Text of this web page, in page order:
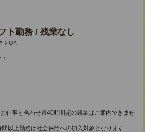
ト勤務 / 残業なし
トOK
仕事と合わせ週40時間超の就業はご案内できませ
以上勤務は社会保険への加入対象となります